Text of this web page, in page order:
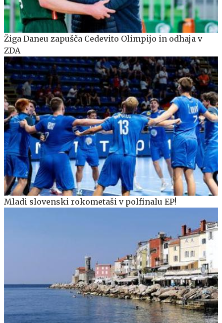
Žiga Daneu zapušča Cedevito Olimpijo in odhaja v
ZDA
Mladi slovenski rokometaši v polfinalu EP!